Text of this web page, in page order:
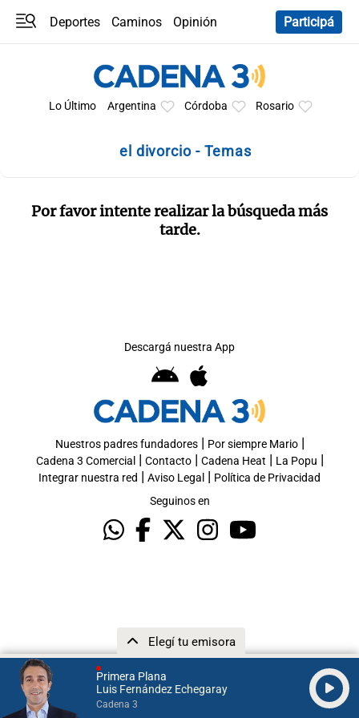
Primera Plana
Luis Fernández Echegaray
Cadena 3
Elegí tu emisora
Deportes Caminos
Opinión
Participá
Lo Último Argentina Córdoba Rosario
el divorcio - Temas
Por favor intente realizar la búsqueda más
tarde.
Descargá nuestra App
Nuestros padres fundadores| Por siempre Mario|
Cadena 3 Comercial | Contacto| Cadena Heat | La Popu |
Integrar nuestra red | Aviso Legal | Política de Privacidad
Seguinos en